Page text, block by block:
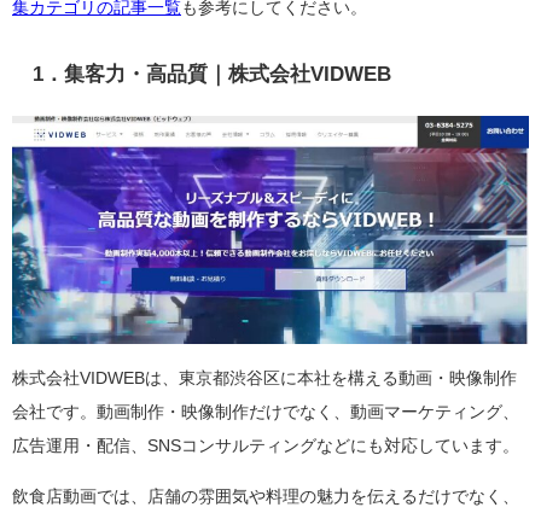
集カテゴリの記事一覧も参考にしてください。
1．集客力・高品質｜株式会社VIDWEB
株式会社VIDWEBは、東京都渋谷区に本社を構える動画・映像制作
会社です。動画制作・映像制作だけでなく、動画マーケティング、
広告運用・配信、SNSコンサルティングなどにも対応しています。
飲食店動画では、店舗の雰囲気や料理の魅力を伝えるだけでなく、